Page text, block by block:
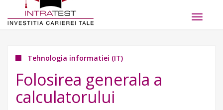
Toggle
Tehnologia informatiei (IT)
Folosirea generala a
calculatorului